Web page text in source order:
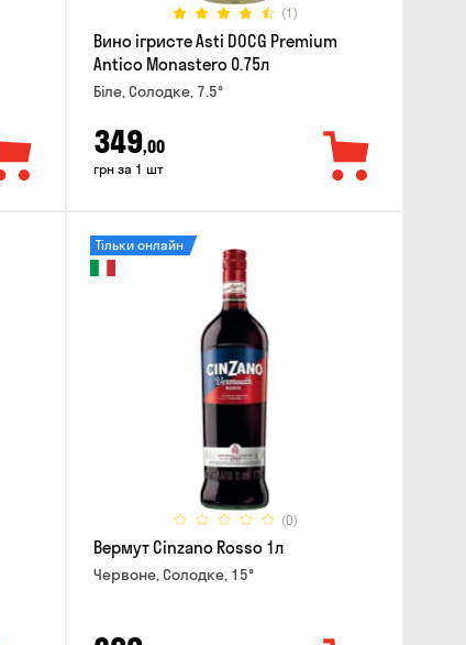
(1)
Вино ігристе Asti DOCG Premium
Antico Monastero 0.75л
Біле, Солодке, 7.5°
349,00
грн за 1 шт
(0)
Тільки онлайн
Вермут Cinzano Rosso 1л
Червоне, Солодке, 15°